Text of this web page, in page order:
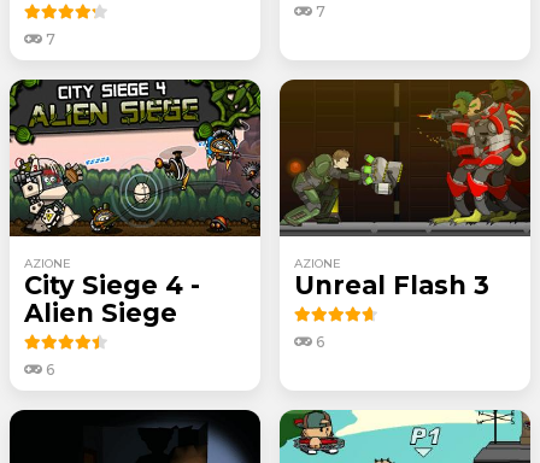
7
7
AZIONE
City Siege 4 -
Alien Siege
6
AZIONE
Unreal Flash 3
6